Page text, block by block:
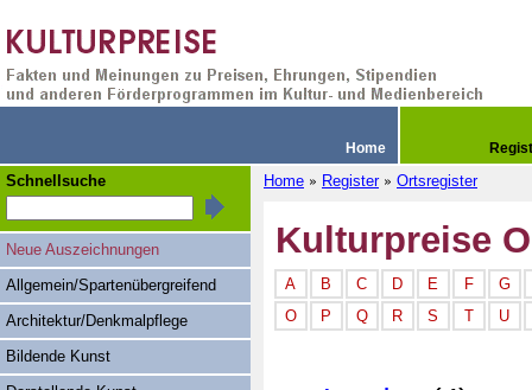
Home
Home » Register » Ortsregister
Kulturpreise
A B C D E F
G
O
P Q R S T U
Schnellsuche
Neue Auszeichnungen
Allgemein/Spartenübergreifend
Architektur/Denkmalpflege
Bildende Kunst